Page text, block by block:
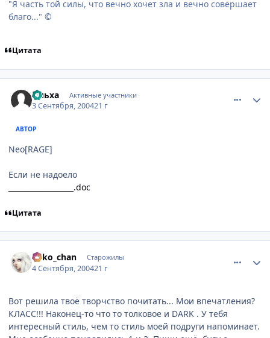
"Я часть той силы, что вечно хочет зла и вечно совершает
благо..." ©
Цитата
Ольха Активные участники
3 Сентября, 200421 г
АВТОР
Neo[RAGE]
Если не надоело
__________________.doc
Цитата
neko_chan Старожилы
4 Сентября, 200421 г
Вот решила твоё творчство почитать... Мои впечатления?
КЛАСС!!! Наконец-то что то толковое и DARK . У тебя
интересный стиль, чем то стиль моей подруги напоминает.